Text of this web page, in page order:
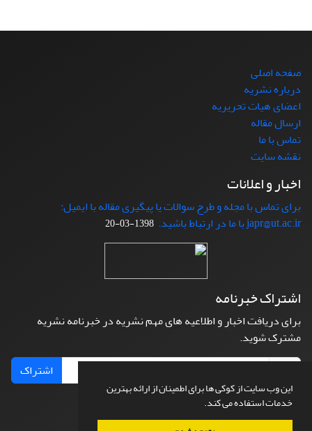
این وب سایت از کوکی ها برای اطمینان از ارائه بهترین
خدمات استفاده می کند.
صفحه اصلی
درباره نشریه
اعضای هیات تحریریه
ارسال مقاله
تماس با ما
نقشه سایت
اخبار و اعلانات
برای تماس با مجله و طرح سوالات یا پیگیری مقاله با ایمیل:
japr@ut.ac.ir با ما در ارتباط باشید.
1398-03-20
اشتراک خبرنامه
برای دریافت اخبار و اطلاعیه های مهم نشریه در خبرنامه نشریه
مشترک شوید.
اشتراک